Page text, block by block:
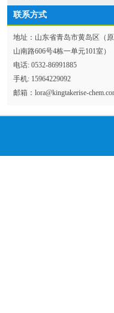
联系方式
地址：山东省青岛市黄岛区（
山南路606号4栋一单元101室）
电话: 0532-86991885
手机: 15964229092
邮箱： lora@kingtakerise-